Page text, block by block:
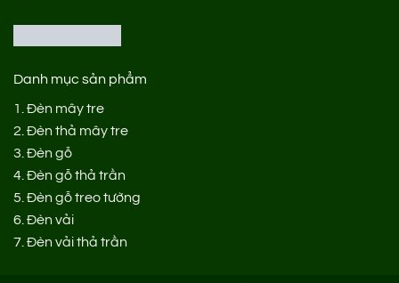
Danh mục sản phẩm
1. Đèn mây tre
2. Đèn thả mây tre
3. Đèn gỗ
4. Đèn gỗ thả trần
5. Đèn gỗ treo tường
6. Đèn vải
7. Đèn vải thả trần